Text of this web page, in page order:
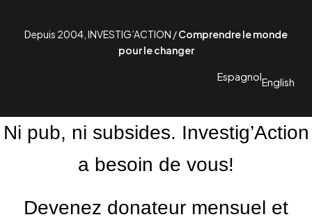
Depuis 2004, INVESTIG’ACTION /Comprendre le monde
pour le changer
EspagnolEnglish
Ni pub, ni subsides. Investig’Action
a besoin de vous!
Devenez donateur mensuel et